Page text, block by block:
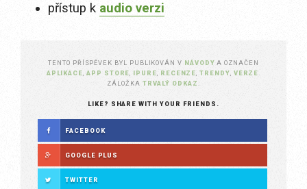
přístup k audio verzi
TENTO PŘÍSPĚVEK BYL PUBLIKOVÁN V NÁVODY A OZNAČEN
APLIKACE ,APP STORE IPURE RECENZE ,TRENDY VERZE
ZÁLOŽKA TRVALÝ ODKAZ
LIKE? SHARE WITH YOUR FRIENDS.
FACEBOOK
GOOGLE PLUS
TWITTER